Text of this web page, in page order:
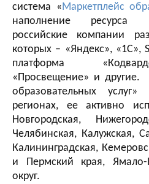
система «Маркетплейс
наполнение ресурса
российские компании
которых – «Яндекс», «1С»,
платформа
«Просвещение» и другие.
образовательных
регионах, ее активно
Новгородская,
Челябинская, Калужская,
Калининградская,
и Пермский края, Ямало-
округ.